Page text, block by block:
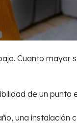
Cuanto mayor
de un punto
una instalación